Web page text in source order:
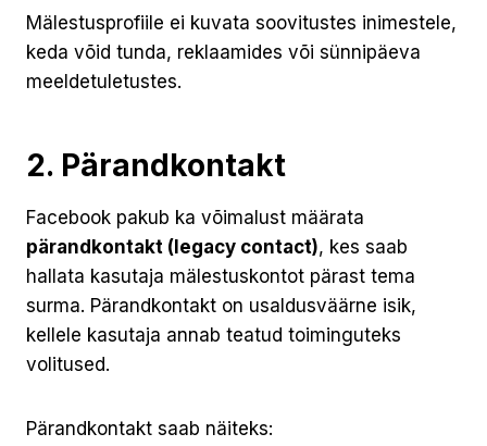
Mälestusprofiile ei kuvata soovitustes inimestele,
keda võid tunda, reklaamides või sünnipäeva
meeldetuletustes.
2. Pärandkontakt
Facebook pakub ka võimalust määrata
pärandkontakt (legacy contact), kes saab
hallata kasutaja mälestuskontot pärast tema
surma. Pärandkontakt on usaldusväärne isik,
kellele kasutaja annab teatud toiminguteks
volitused.
Pärandkontakt saab näiteks: